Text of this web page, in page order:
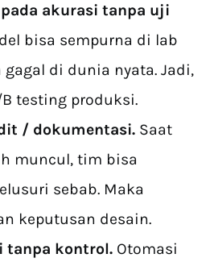
akurasi tanpa uji
bisa sempurna di lab
di dunia nyata. Jadi,
testing produksi.
/ dokumentasi. Saat
muncul, tim bisa
sebab. Maka
keputusan desain.
tanpa kontrol. Otomasi